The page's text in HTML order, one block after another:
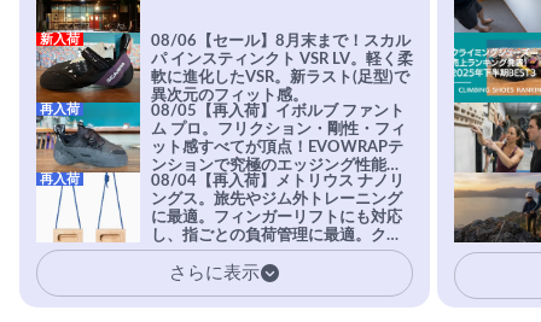
08/06【セール】8月末まで！スカル
パ インスティンクト VSR LV。軽く柔
軟に進化したVSR。新ラスト(足型)で
異次元のフィット感。
新入荷
08/05【再入荷】イボルブ ファント
ム プロ。フリクション・剛性・フィ
ット感すべてが頂点！EVOWRAPテ
ンションで究極のエッジング性能を
実現。進化系ラバーEvo-74はTRAX
を凌駕する粘着力で極小ホールドに
安心感。
再入荷
08/04【再入荷】メトリウス ナノリ
ングス。旅先やジム外トレーニング
に最適。フィンガーリフトにも対応
し、指ごとの負荷管理に最適。クラ
イマーの指を本気で鍛えるギア。
再入荷
さらに表示